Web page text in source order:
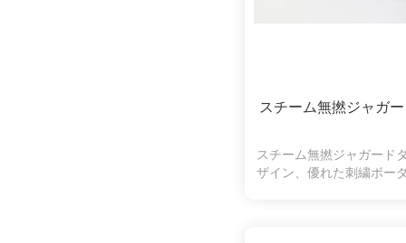
スチーム無撚ジャ
スチーム無撚ジャガード
ザイン、優れた刺繍ボー